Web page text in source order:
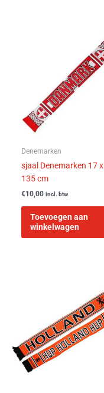
Denemarken
sjaal Denemarken 17 x
135 cm
€10,00 incl. btw
Toevoegen aan
winkelwagen